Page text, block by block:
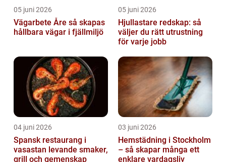
05 juni 2026
Vägarbete Åre så skapas
hållbara vägar i fjällmiljö
05 juni 2026
Hjullastare redskap: så
väljer du rätt utrustning
för varje jobb
04 juni 2026
Spansk restaurang i
vasastan levande smaker,
grill och gemenskap
03 juni 2026
Hemstädning i Stockholm
– så skapar många ett
enklare vardagsliv